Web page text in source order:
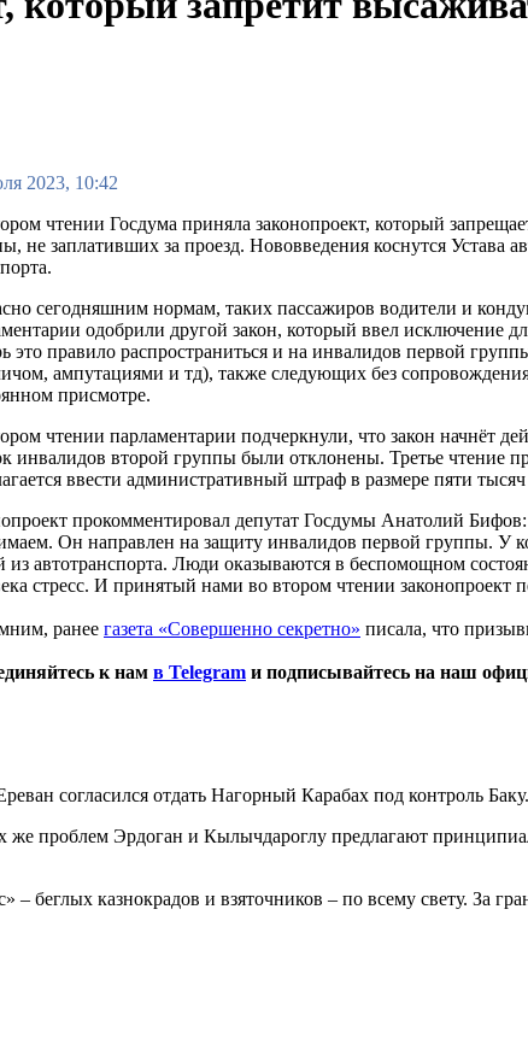
2023, 10:42
чтении Госдума приняла законопроект, который
не заплативших за проезд. Нововведения коснутся Устава
сегодняшним нормам, таких пассажиров водители и
одобрили другой закон, который ввел исключение
это правило распространиться и на инвалидов первой
ампутациями и тд), также следующих без
присмотре.
чтении парламентарии подчеркнули, что закон начнёт
инвалидов второй группы были отклонены. Третье чтение
ввести административный штраф в размере пяти
прокомментировал депутат Госдумы Анатолий
Он направлен на защиту инвалидов первой группы. У
из автотранспорта. Люди оказываются в беспомощном
стресс. И принятый нами во втором чтении законопроект
ранее газета «Совершенно секретно» писала, что
к нам в Telegram и подписывайтесь на наш
согласился отдать Нагорный Карабах под контроль
же проблем Эрдоган и Кылычдароглу предлагают
– беглых казнокрадов и взяточников – по всему свету. За